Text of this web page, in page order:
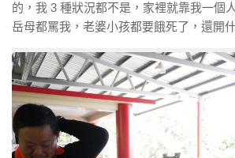
的，我 3 種狀況都不是，家裡就靠我一個
岳母都罵我，老婆小孩都要餓死了，還開